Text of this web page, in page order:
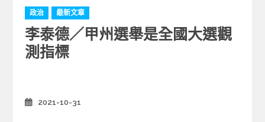
C
a
t
e
g
i
e
政治 最新文章
李泰德／甲州選舉是全國大選觀
測指標
2021-10-31